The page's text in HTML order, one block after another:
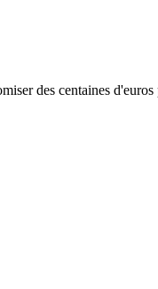
des centaines d'euros